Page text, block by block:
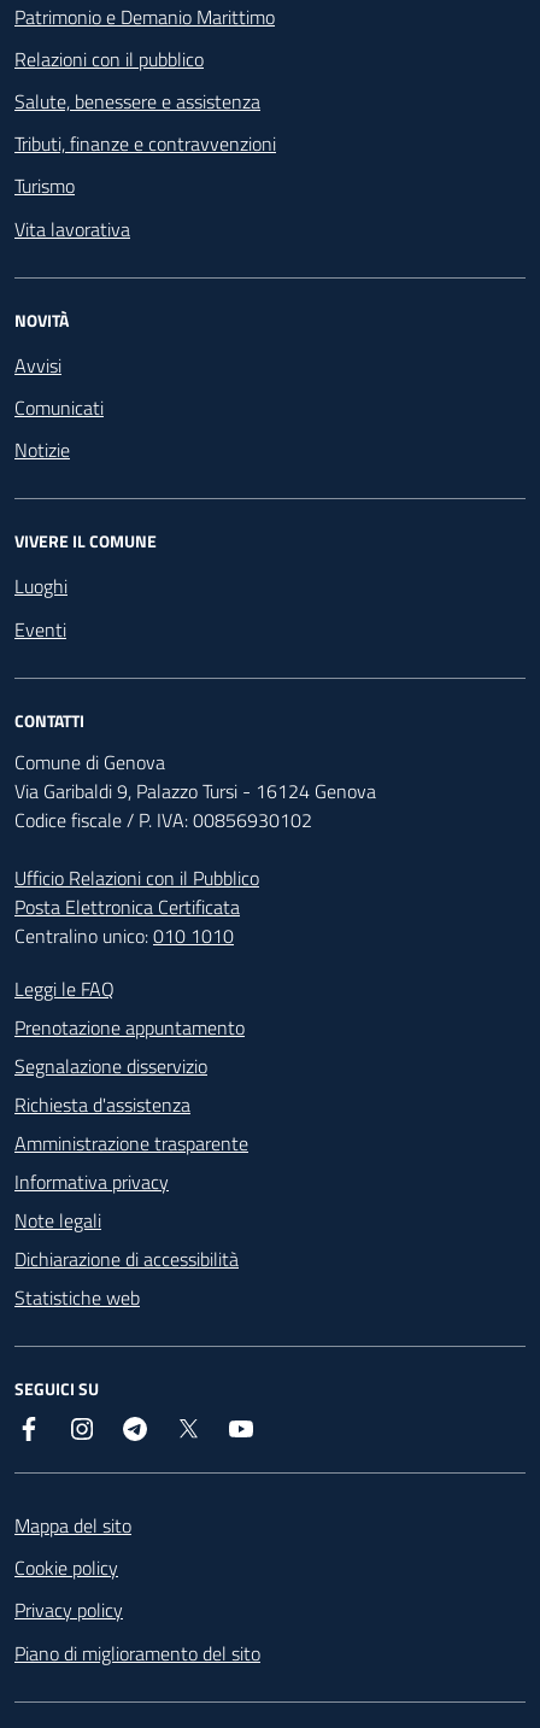
Patrimonio e Demanio Marittimo
Relazioni con il pubblico
Salute, benessere e assistenza
Tributi, finanze e contravvenzioni
Turismo
Vita lavorativa
NOVITÀ
Avvisi
Comunicati
Notizie
VIVERE IL COMUNE
Luoghi
Eventi
CONTATTI
Comune di Genova
Via Garibaldi 9, Palazzo Tursi - 16124 Genova
Codice fiscale / P. IVA: 00856930102
Ufficio Relazioni con il Pubblico
Posta Elettronica Certificata
Centralino unico:010 1010
Footer - Contatti
Leggi le FAQ
Prenotazione appuntamento
Segnalazione disservizio
Richiesta d'assistenza
Amministrazione trasparente
Informativa privacy
Note legali
Dichiarazione di accessibilità
Statistiche web
SEGUICI SU
Facebook InstagramTelegram
Mappa del sito
Cookie policy
Privacy policy
Piano di miglioramento del sito